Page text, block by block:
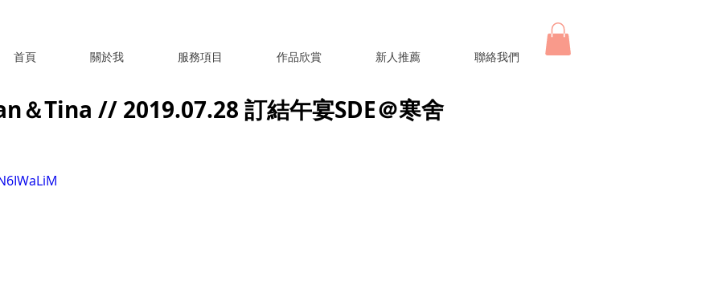
首頁 關於我 服務項目 作品欣賞 新人推薦 聯絡我們
＆Tina // 2019.07.28 訂結午宴SDE＠寒舍